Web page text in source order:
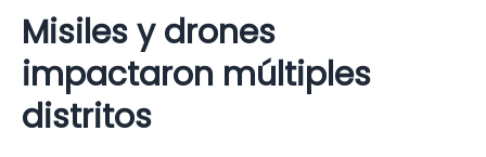
Misiles y drones
impactaron múltiples
distritos